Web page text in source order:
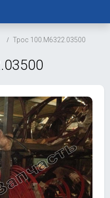
Трос 100.М6322.03500